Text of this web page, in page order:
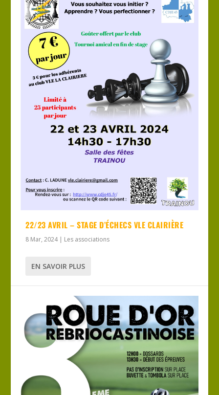
22/23 AVRIL – STAGE D’ÉCHECS VLE CLAIRIÈRE
8 Mar, 2024| Les associations
EN SAVOIR PLUS